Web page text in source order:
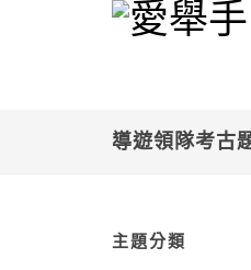
導遊領隊考古
主題分類